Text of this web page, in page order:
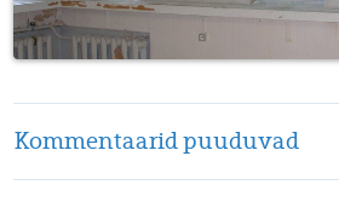
Kommentaarid puuduvad